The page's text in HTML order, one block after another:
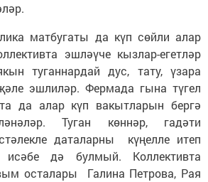
матбугаты да күп сөйли алар
эшләүче кызлар-егетләр
туганнардай дус, тату, үзара
эшлиләр. Фермада гына түгел
да алар күп вакытларын бергә
Туган көннәр, гадәти
даталарны күңелле итеп
исәбе дә булмый. Коллективта
осталары Галина Петрова, Рая